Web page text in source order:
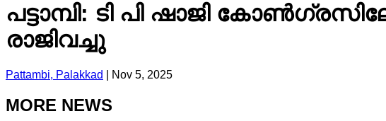
പട്ടാമ്പി: ടി പി ഷാജി
രാജിവച്ചു
Pattambi, Palakkad Nov 5, 2025
MORE NEWS